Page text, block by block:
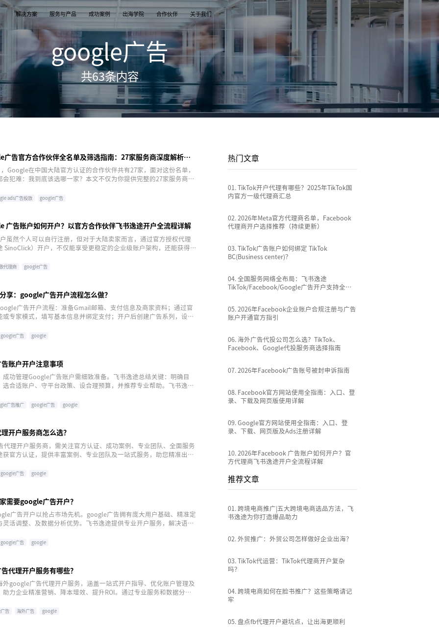
解决方案 服务与产品 成功案例 出海学院 合作伙伴 关于我们
TikTok Shop
从商店创建，到策划广告投放和达人营销利用创
意和达人实现TikTok爆炸性增长
独立站
用个性化独立站高效承接兴趣流量跑通从拉新到
复购的私域增长飞轮
通过关键词策略、平台广告优化和流量加权撬动
出海培训
TikTok Shop课程 | 独立站课程 | 亚马逊课程
开店/建站
TikTok Shop开店 | Shopify建站 | 亚马逊开店 1v1投放顾问 | AI智能投放 | 海外广告代投
达人营销 媒介采买 全链路代运营
品牌介绍
飞书逸途，成长型跨境电商运营解决方案
品牌新闻
公司及品牌最新业务发展动态 跨境电商行业热点新闻消息
行业报告
google广告
共63条内容
广告官方合作伙伴全名单及筛选指南：27家服务商深度解析与
Google在中国大陆官方认证的合作伙伴共有27家，面对这份名单，
会犯难：我到底该选哪一家？本文不仅为你提供完整的27家服务商简
策。
ads广告投放 google广告
广告账户如何开户？以官方合作伙伴飞书逸途开户全流程详解
虽然个人可以自行注册，但对于大陆卖家而言，通过官方授权代理
SinoClick）开户，不仅能享受更稳定的企业级账户架构，还能获得规
代理商 google广告
享：google广告开户流程怎么做？
广告开户流程：准备Gmail邮箱、支付信息及商家资料；通过官
或专家模式，填写基本信息并绑定支付；开户后创建广告系列，设定
销。
google广告 google
账户开户注意事项
成功管理Google广告账户需细致准备。飞书逸途总结关键：明确目
选合适账户、守平台政策、设合理预算，并推荐专业帮助。飞书逸途
广告推广 google广告 google
开户服务商怎么选？
代理开户服务商，需关注官方认证、成功案例、专业团队、全面服务
获官方认证，提供丰富案例、专业团队及一站式服务，助您精准出
google广告 google
需要google广告开户？
广告开户以抢占市场先机。google广告拥有庞大用户基础、精准定
灵活调整、及数据分析优势。飞书逸途提供专业开户服务，解决语
google广告 google
代理开户服务有哪些？
外google广告代理开户服务，涵盖一站式开户指导、优化账户管理及
助力企业精准营销、降本增效、提升ROI。通过专业服务和数据分
告 海外广告 google
热门文章
01.TikTok开户代理有哪些？2025年TikTok国
内官方一级代理商汇总
02.2026年Meta官方代理商名单，Facebook
代理商开户选择推荐（持续更新）
03.TikTok广告账户如何绑定 TikTok
BC(Business center)？
04.全国服务网络全布局：飞书逸途
TikTok/Facebook/Google广告开户支持全国
05.2026年Facebook企业账户合规注册与广告
账户开通官方指引
06.海外广告代投公司怎么选？TikTok、
Facebook、Google代投服务商选择指南
07.2026年Facebook广告账号被封申诉指南
08. Facebook官方网站使用全指南：入口、登
录、下载及网页版使用详解
09.Google官方网站使用全指南：入口、登
录、下载、网页版及Ads注册详解
10.2026年Facebook 广告账户如何开户？官
方代理商飞书逸途开户全流程详解
推荐文章
01. 跨境电商推广|五大跨境电商选品方法，飞
书逸途为你打造爆品助力
02.外贸推广：外贸公司怎样做好企业出海？
03.TikTok代运营：TikTok代理商开户复杂
吗？
04.跨境电商如何在脸书推广？这些策略请记
牢
05.盘点fb代理开户避坑点，让出海更顺利